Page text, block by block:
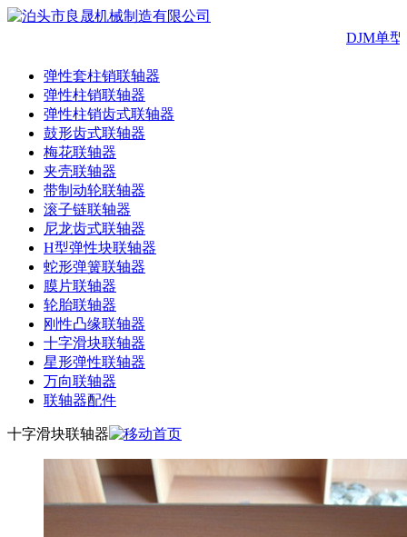
DJM单
弹性套柱销联轴器
弹性柱销联轴器
弹性柱销齿式联轴器
鼓形齿式联轴器
梅花联轴器
夹壳联轴器
带制动轮联轴器
滚子链联轴器
尼龙齿式联轴器
H型弹性块联轴器
蛇形弹簧联轴器
膜片联轴器
轮胎联轴器
刚性凸缘联轴器
十字滑块联轴器
星形弹性联轴器
万向联轴器
联轴器配件
十字滑块联轴器